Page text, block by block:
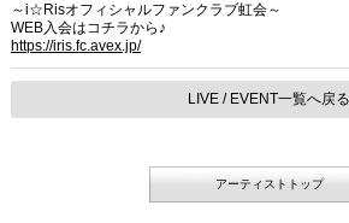
～i☆Risオフィシャルファンクラブ虹会～
WEB入会はコチラから♪
https://iris.fc.avex.jp/
LIVE / EVENT一覧へ戻る
アーティストトップ